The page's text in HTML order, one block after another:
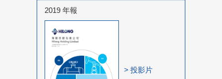
2019 年報
> 投影片